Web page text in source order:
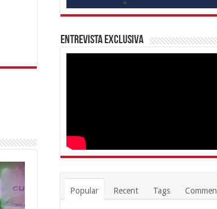
Entrevista Exclusiva
Popular Recent Tags